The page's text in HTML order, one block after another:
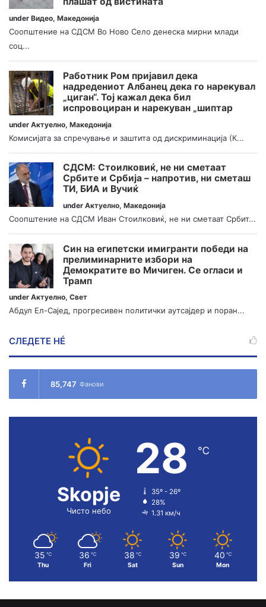
under Видео, Македонија
Соопштение на СДСМ Во Ново Село денеска мирни млади
соц...
Работник Ром пријавил дека
надредениот Албанец дека го нарекувал
„циган“. Тој кажал дека бил
испровоциран и нарекуван „шиптар
under Актуелно, Македонија
Комисијата за спречување и заштита од дискриминација (К...
СДСМ: Стоилковиќ, не ни сметаат
Србите и Србија – напротив, ни сметаш
ТИ, БИА и Вучиќ
under Актуелно, Македонија
Соопштение на СДСМ Иван Стоилковиќ, не ни сметаат Србит...
Син на египетски имигранти победи на
прелиминарните избори на
Демократите во Мичиген. Се огласи и
Трамп
under Актуелно, Свет
Абдул Ел-Сајед, прогресивен политички аутсајдер и поран...
СЛЕДЕТЕ НÉ
85,747 Фанови
Skopje
Чисто небо
28 ℃
35º - 26º
28%
1.31 км/ч
35 ℃
Thu
36 ℃
Fri
38 ℃
Sat
39 ℃
Sun
40 ℃
Mon